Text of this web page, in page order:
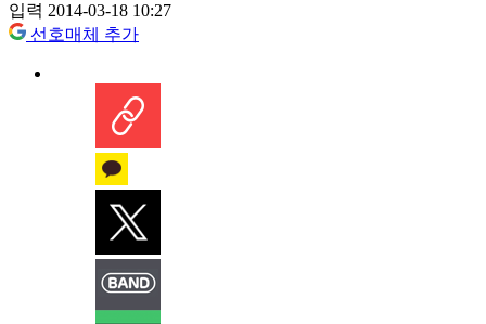
입력 2014-03-18 10:27
선호매체 추가